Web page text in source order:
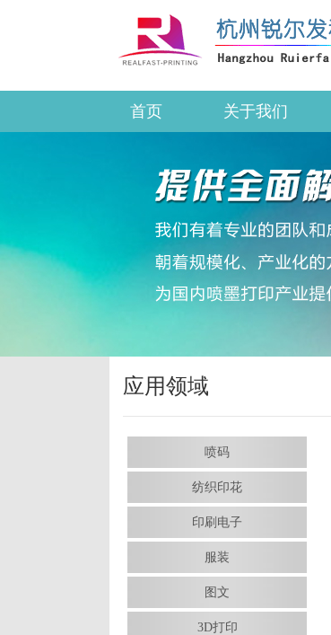
首页 关于我们
应用领域
喷码
纺织印花
印刷电子
服装
图文
3D打印